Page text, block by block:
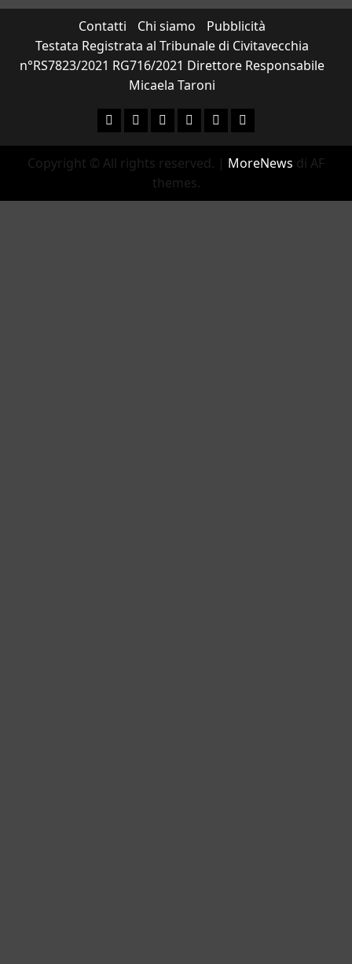
Contatti Chi siamo
Pubblicità
Testata Registrata al Tribunale di Civitavecchia
n°RS7823/2021 RG716/2021 Direttore Responsabile
Micaela Taroni
FacebookInstagram
YouTubeTwitterEmailEnte Parco
Copyright © All rights reserved. | MoreNews di AF
themes.